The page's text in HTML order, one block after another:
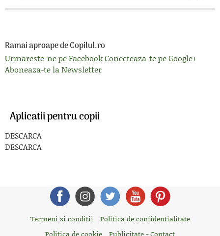
Ramai aproape de Copilul.ro
Urmareste-ne pe FacebookConecteaza-te pe Google+
Aboneaza-te la Newsletter
Aplicatii pentru copii
DESCARCA
DESCARCA
Termeni si conditii
Politica de confidentialitate
Politica de cookie
Publicitate - Contact